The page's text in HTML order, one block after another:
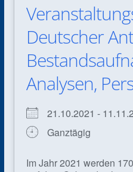
Deutscher
Analysen,
21.10.2021 -
Ganztägig
Im Jahr 2021 werden